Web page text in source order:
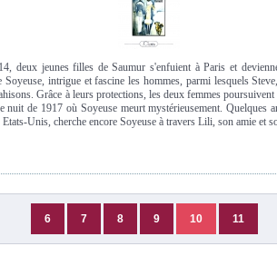
deux jeunes filles de Saumur s'enfuient à Paris et
Soyeuse, intrigue et fascine les hommes, parmi lesquels
Grâce à leurs protections, les deux femmes
nuit de 1917 où Soyeuse meurt mystérieusement. Quelques
Etats-Unis, cherche encore Soyeuse à travers Lili, son amie et
6 7 8 9 10 11